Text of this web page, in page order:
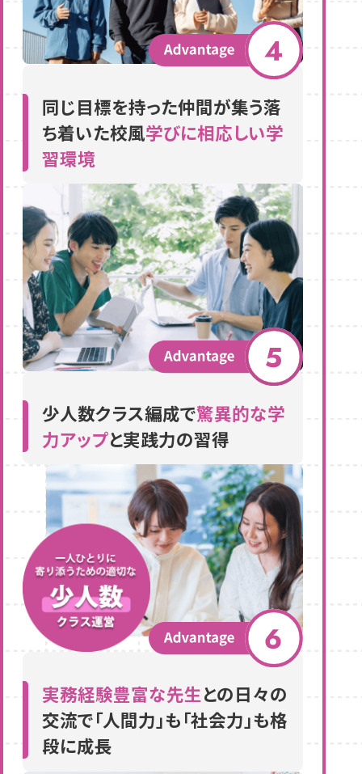
同じ目標を持った仲間が集う落
ち着いた校風学びに相応しい学
習環境
少人数クラス編成で驚異的な学
力アップと実践力の習得
実務経験豊富な先生との日々の
交流で「人間力」も「社会力」も格
段に成長